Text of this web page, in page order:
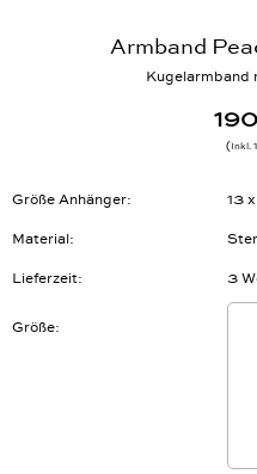
Armband
Kugelarmband
Inkl.
Größe Anhänger 13
Material
Lieferzeit 3
Größe